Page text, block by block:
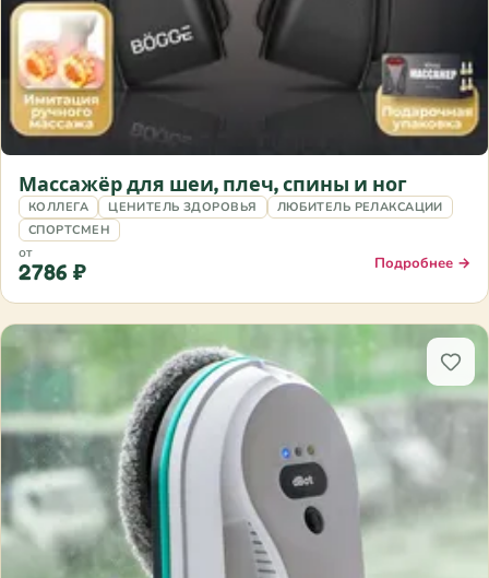
Массажёр для шеи, плеч, спины и ног
КОЛЛЕГА ЦЕНИТЕЛЬ ЗДОРОВЬЯ
ЛЮБИТЕЛЬ РЕЛАКСАЦИИ
СПОРТСМЕН
от
2786 ₽ Подробнее →